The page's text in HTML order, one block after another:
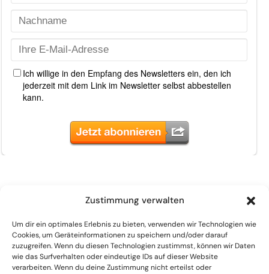
Zustimmung verwalten
Um dir ein optimales Erlebnis zu bieten, verwenden wir Technologien wie
Cookies, um Geräteinformationen zu speichern und/oder darauf
zuzugreifen. Wenn du diesen Technologien zustimmst, können wir Daten
wie das Surfverhalten oder eindeutige IDs auf dieser Website
verarbeiten. Wenn du deine Zustimmung nicht erteilst oder